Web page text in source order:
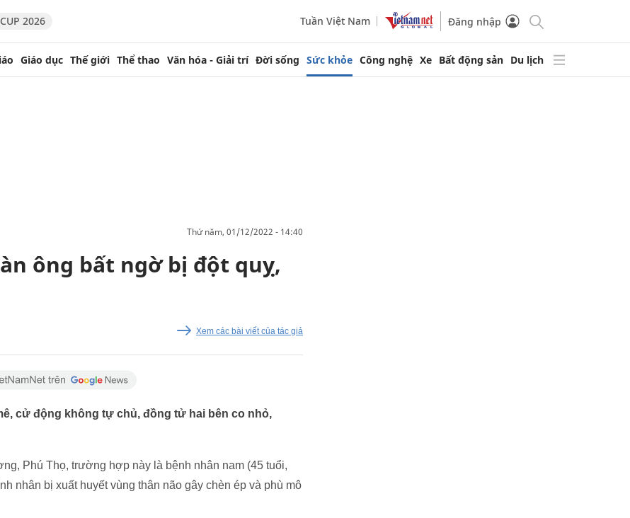
2026 Tuần Việt Nam Đăng nhập
Giáo dục Thế giới Thể thao Văn hóa - Giải trí Đời sống Sức khỏe Công nghệ Xe Bất động sản Du lịch
thứ năm, 01/12/2022 - 14:40
ông bất ngờ bị đột quỵ,
Xem các bài viết của tác giả
cử động không tự chủ, đồng tử hai bên co nhỏ,
Phú Thọ, trường hợp này là bệnh nhân nam (45 tuổi,
nhân bị xuất huyết vùng thân não gây chèn ép và phù mô